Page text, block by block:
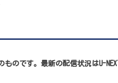
のです。最新の配信状況はU-